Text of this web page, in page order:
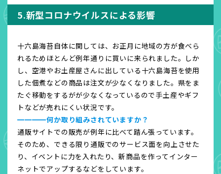
5.新型コロナウイルスによる影響
十六島海苔自体に関しては、お正月に地域の方が食べら
れるためほとんど例年通りに買いに来られました。しか
し、空港やお土産屋さんに出している十六島海苔を使用
した佃煮などの商品は注文が少なくなりました。県をま
たぐ移動をするがが少なくなっているので手土産やギフ
トなどが売れにくい状況です。
━━━━何か取り組みされていますか？
通販サイトでの販売が例年に比べて踏ん張っています。
そのため、できる限り通販でのサービス面を向上させた
り、イベントに力を入れたり、新商品を作ってインター
ネットでアップするなどをしています。